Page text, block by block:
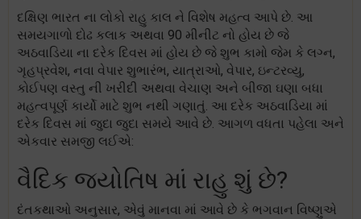
દક્ષિણ ભારત ના લોકો રાહુ કાલ ને વિશેષ મહત્વ આપે છે. આ
સમયગાળો દોઢ કલાક અથવા 90 મીનીટ નો હોય છે જે
અઠવાડિયા ના દરેક દિવસ માં હોય છે જે શુભ કામો જેમ કે લગ્ન,
ગૃહપ્રવેશ, નવા વેપાર શુભારંભ, યાત્રાઓ, વેપાર, ઇન્ટરવ્યુ,
કોઈપણ વસ્તુ ની ખરીદી અથવા વેચાણ અને બીજા ઘણા બધા
મહત્વપૂર્ણ કાર્યો માટે શુભ નથી ગણાતું. આ દરેક અઠવાડિયા માં
દરેક દિવસ માં જુદા જુદા સમયે આવે છે. આગળ વધતા પહેલા અને
એકવાર સમજી લઈએ:
વૈદિક જ્યોતિષ માં રાહુ શું છે?
દંતકથાઓ અનુસાર, એવું માનવા માં આવે છે કે ભગવાન વિષ્ણુએ